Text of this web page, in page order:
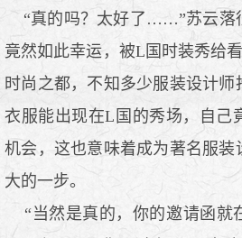
“真的吗？太好了……”苏云落
竟然如此幸运，被L国时装秀给
时尚之都，不知多少服装设计
衣服能出现在L国的秀场，自己
机会，这也意味着成为著名服装
大的一步。
“当然是真的，你的邀请函就